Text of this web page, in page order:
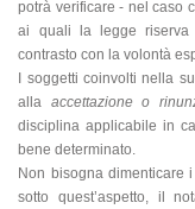
potrà verificare - nel caso
ai quali la legge riserva
contrasto con la volontà
I soggetti coinvolti nella
alla accettazione o
disciplina applicabile in
bene determinato.
Non bisogna dimenticare
sotto quest’aspetto, il